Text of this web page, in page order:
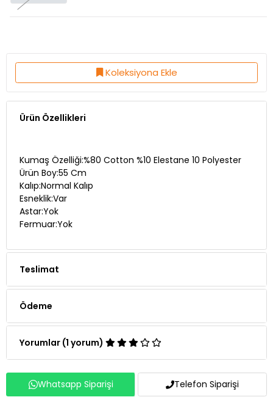
Koleksiyona Ekle
Ürün Özellikleri
Kumaş Özelliği:%80 Cotton %10 Elestane 10 Polyester
Ürün Boy:55 Cm
Kalıp:Normal Kalıp
Esneklik:Var
Astar:Yok
Fermuar:Yok
Teslimat
Ödeme
Yorumlar (1 yorum)
Whatsapp Siparişi Telefon Siparişi